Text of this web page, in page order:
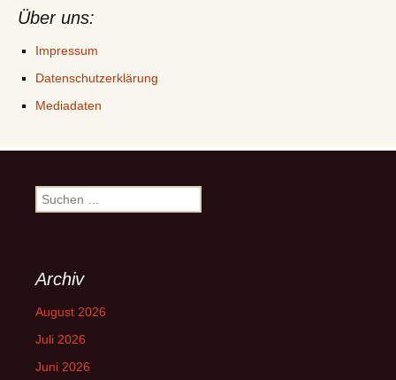
Über uns:
Impressum
Datenschutzerklärung
Mediadaten
Suchen
nach:
Archiv
August 2026
Juli 2026
Juni 2026